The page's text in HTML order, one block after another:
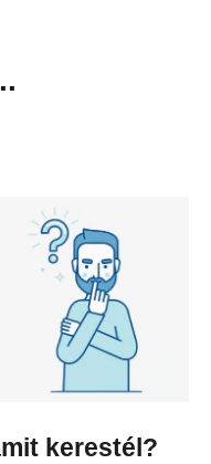
kerestél?